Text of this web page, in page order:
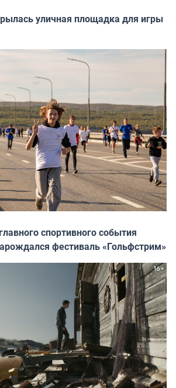
уличная площадка для игры
спортивного события
фестиваль «Гольфстрим»